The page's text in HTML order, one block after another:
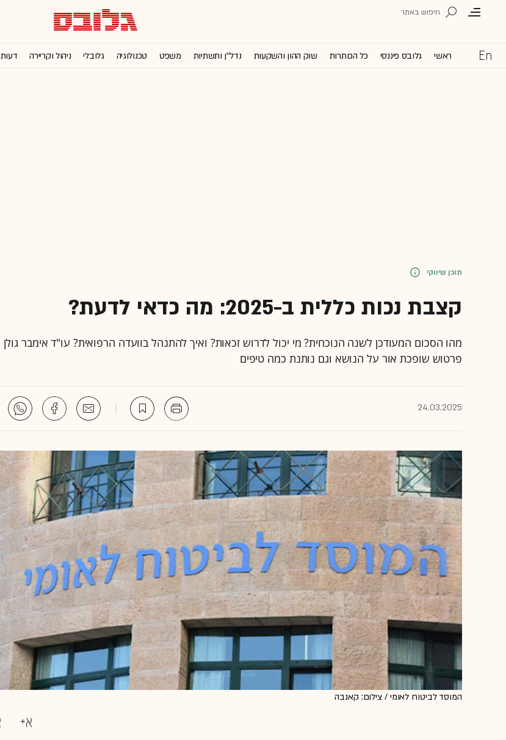
ראשי גלובס פיננסי כל הכותרות שוק ההון והשקעות נדל''ן ותשתיות משפט טכנולוגיה גלובלי ניהול וקריירה דעות
תוכן שיווקי
קצבת נכות כללית ב-2025: מה כדאי לדעת?
מהו הסכום המעודכן לשנה הנוכחית? מי יכול לדרוש זכאות? ואיך להתנהל בוועדה הרפואית? עו"ד אימבר גולן
פרטוש שופכת אור על הנושא וגם נותנת כמה טיפים
24.03.2025
המוסד לביטוח לאומי / צילום: קאנבה